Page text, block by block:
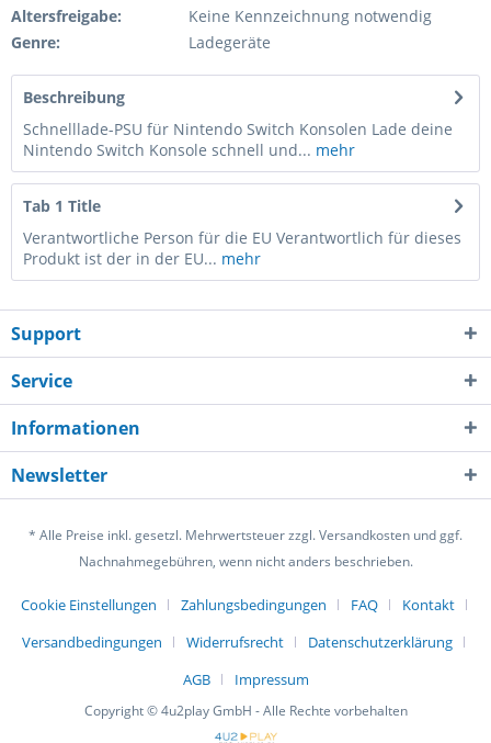
Altersfreigabe:
Keine Kennzeichnung notwendig
Genre:
Ladegeräte
Beschreibung
Schnelllade-PSU für Nintendo Switch Konsolen Lade deine
Nintendo Switch Konsole schnell und... mehr
Tab 1 Title
Verantwortliche Person für die EU Verantwortlich für dieses
Produkt ist der in der EU... mehr
Support
Service
Informationen
Newsletter
* Alle Preise inkl. gesetzl. Mehrwertsteuer zzgl. Versandkosten und ggf.
Nachnahmegebühren, wenn nicht anders beschrieben.
Cookie Einstellungen Zahlungsbedingungen FAQ
Kontakt
Versandbedingungen
Widerrufsrecht
Datenschutzerklärung
AGB
Impressum
Copyright © 4u2play GmbH - Alle Rechte vorbehalten